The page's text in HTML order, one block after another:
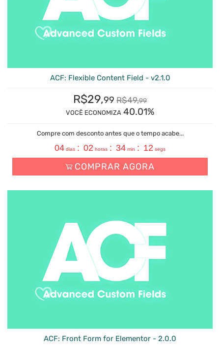
ACF: Flexible Content Field - v2.1.0
R$29,99 R$49,99
VOCÊ ECONOMIZA 40.01%
Compre com desconto antes que o tempo acabe...
04 dias : 02 horas : 34 min : 11 segs
COMPRAR AGORA
ACF: Front Form for Elementor - 2.0.0